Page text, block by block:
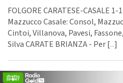
FOLGORE CARATESE-CASALE
Mazzucco Casale: Consol,
Cintoi, Villanova, Pavesi,
Silva CARATE BRIANZA - Per [...]